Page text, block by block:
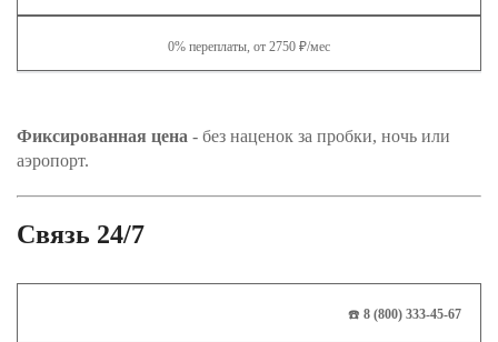
0% переплаты, от 2750 ₽/мес
Фиксированная цена - без наценок за пробки, ночь или
аэропорт.
Связь 24/7
☎️ 8 (800) 333‑45‑67